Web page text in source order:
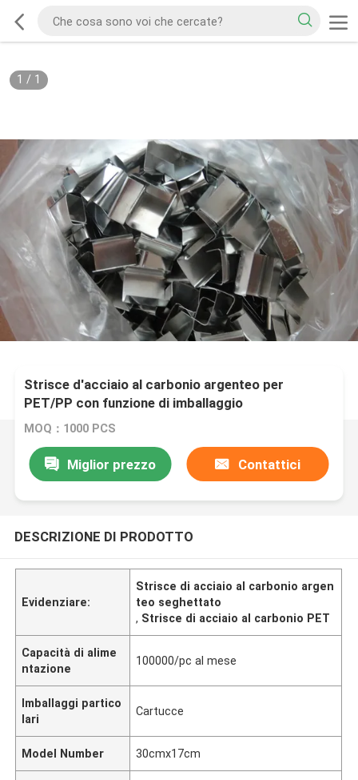
1 / 1
Strisce d'acciaio al carbonio argenteo per
PET/PP con funzione di imballaggio
MOQ：1000 PCS
Miglior prezzo Contattici
DESCRIZIONE DI PRODOTTO
Evidenziare:
Strisce di acciaio al carbonio argen
teo seghettato
, Strisce di acciaio al carbonio PET
Capacità di alime
ntazione
100000/pc al mese
Imballaggi partico
lari
Cartucce
Model Number 30cmx17cm